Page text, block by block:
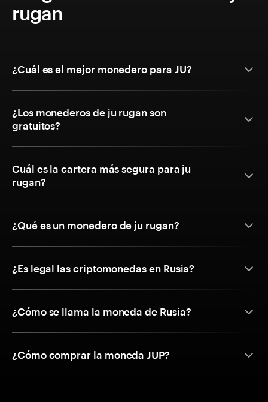
rugan
¿Cuál es el mejor monedero para JU?
¿Los monederos de ju rugan son
gratuitos?
Cuál es la cartera más segura para ju
rugan?
¿Qué es un monedero de ju rugan?
¿Es legal las criptomonedas en Rusia?
¿Cómo se llama la moneda de Rusia?
¿Cómo comprar la moneda JUP?